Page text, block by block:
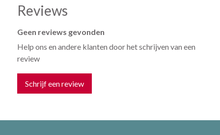
Reviews
Geen reviews gevonden
Help ons en andere klanten door het schrijven van een
review
Schrijf een review